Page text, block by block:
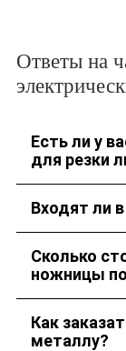
Ответы на
Есть ли у
для резки
В наличии
Входят ли
В комплексе с
Сколько
ножницы
Стоимость
посмотреть в
Как
металлу?